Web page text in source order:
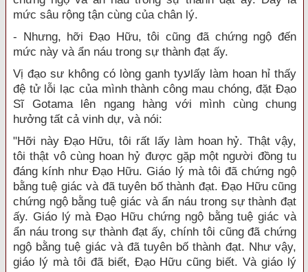
mức sâu rộng tận cùng của chân lý.
- Nhưng, hỡi Đạo Hữu, tôi cũng đã chứng ngộ đến
mức này và ẩn náu trong sự thành đạt ấy.
Vị đạo sư không có lòng ganh tyﬠlấy làm hoan hỉ thấy
đệ tử lỗi lạc của mình thành công mau chóng, đặt Đạo
Sĩ Gotama lên ngang hàng với mình cùng chung
hưởng tất cả vinh dự, và nói:
"Hỡi này Đạo Hữu, tôi rất lấy làm hoan hỷ. Thật vậy,
tôi thật vô cùng hoan hỷ được gặp một người đồng tu
đáng kính như Đạo Hữu. Giáo lý mà tôi đã chứng ngộ
bằng tuệ giác và đã tuyên bố thành đạt. Đạo Hữu cũng
chứng ngộ bằng tuệ giác và ẩn náu trong sự thành đạt
ấy. Giáo lý mà Đạo Hữu chứng ngộ bằng tuệ giác và
ẩn náu trong sự thành đạt ấy, chính tôi cũng đã chứng
ngộ bằng tuệ giác và đã tuyên bố thành đạt. Như vậy,
giáo lý mà tôi đã biết, Đạo Hữu cũng biết. Và giáo lý